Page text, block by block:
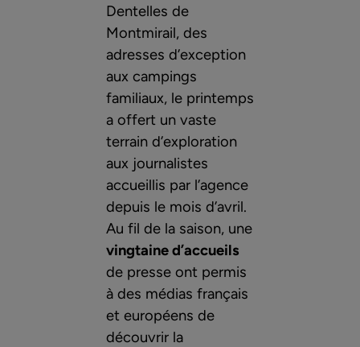
Dentelles de
Montmirail, des
adresses d’exception
aux campings
familiaux, le printemps
a offert un vaste
terrain d’exploration
aux journalistes
accueillis par l’agence
depuis le mois d’avril.
Au fil de la saison, une
vingtaine d’accueils
de presse ont permis
à des médias français
et européens de
découvrir la